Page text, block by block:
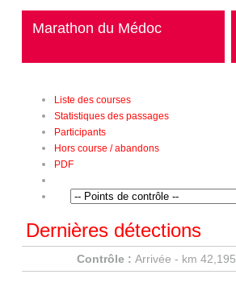
Marathon du Médoc
Liste des courses
Statistiques des passages
Participants
Hors course / abandons
PDF
Dernières détections
Contrôle : Arrivée - km 42,195